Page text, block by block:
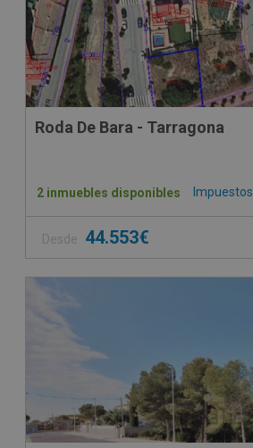
Roda De Bara - Tarragona
2 inmuebles disponibles
Desde 44.553€